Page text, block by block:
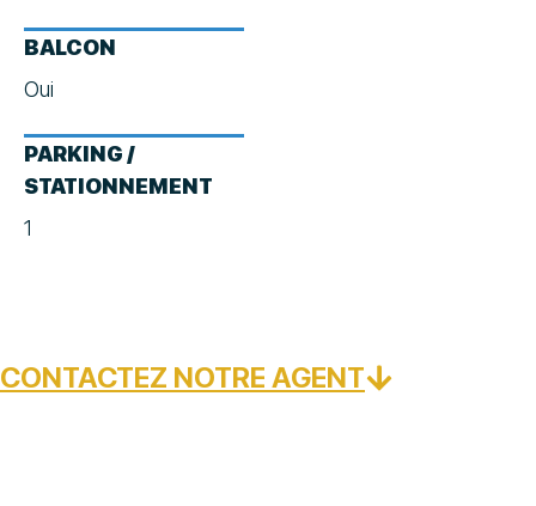
BALCON
Oui
PARKING /
STATIONNEMENT
1
CONTACTEZ NOTRE AGENT